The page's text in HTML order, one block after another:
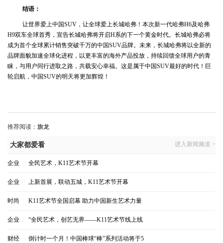
结语：
让世界爱上中国SUV，让全球爱上长城哈弗！本次新一代哈弗H6及哈弗
H9双车全球首秀，宣告长城哈弗将开启H系的下一个黄金时代。长城哈弗必将
成为首个全球累计销售突破千万的中国SUV品牌。未来，长城哈弗将以全新的
品牌面貌加速全球化进程 ，以更丰富的海外产品投放，持续回馈全球用户的青
睐 ， 与用户同行进取之路，共载安心幸福。这是属于中国SUV最好的时代！巨
轮启航，中国SUV的明天将更加辉煌！
推荐阅读： 旗龙
大家都爱看 进入新闻频道 >
企业 全民艺术，K11艺术节开幕
企业 上新首展，联动五城，K11艺术节开幕
时尚 K11艺术节全国启幕 助力中国新生艺术力量
企业 “全民艺术，创艺无界——K11艺术节线上线
财经 倒计时一个月！中国棒球“棒”系列活动将于5